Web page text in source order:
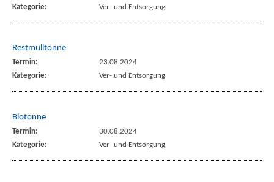
Kategorie:
Ver- und Entsorgung
Restmülltonne
Termin:
23.08.2024
Kategorie:
Ver- und Entsorgung
Biotonne
Termin:
30.08.2024
Kategorie:
Ver- und Entsorgung